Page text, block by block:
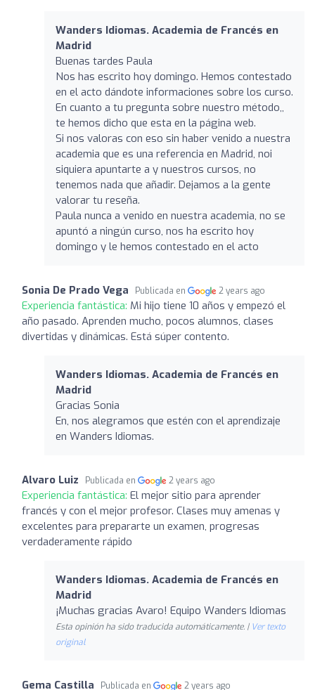
Wanders Idiomas. Academia de Francés en
Madrid
Buenas tardes Paula
Nos has escrito hoy domingo. Hemos contestado
en el acto dándote informaciones sobre los curso.
En cuanto a tu pregunta sobre nuestro método,,
te hemos dicho que esta en la página web.
Si nos valoras con eso sin haber venido a nuestra
academia que es una referencia en Madrid, noi
siquiera apuntarte a y nuestros cursos, no
tenemos nada que añadir. Dejamos a la gente
valorar tu reseña.
Paula nunca a venido en nuestra academia, no se
apuntó a ningún curso, nos ha escrito hoy
domingo y le hemos contestado en el acto
Sonia De Prado Vega Publicada en 2 years ago
Experiencia fantástica: Mi hijo tiene 10 años y empezó el
año pasado. Aprenden mucho, pocos alumnos, clases
divertidas y dinámicas. Está súper contento.
Wanders Idiomas. Academia de Francés en
Madrid
Gracias Sonia
En, nos alegramos que estén con el aprendizaje
en Wanders Idiomas.
Alvaro Luiz Publicada en 2 years ago
Experiencia fantástica: El mejor sitio para aprender
francés y con el mejor profesor. Clases muy amenas y
excelentes para prepararte un examen, progresas
verdaderamente rápido
Wanders Idiomas. Academia de Francés en
Madrid
¡Muchas gracias Avaro! Equipo Wanders Idiomas
Esta opinión ha sido traducida automáticamente. | Ver texto
original
Gema Castilla Publicada en 2 years ago